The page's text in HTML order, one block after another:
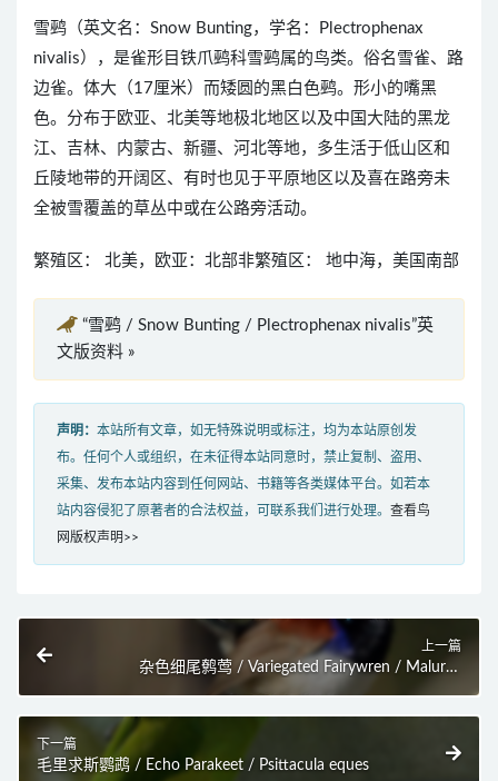
雪鹀（英文名：Snow Bunting，学名：Plectrophenax
nivalis），是雀形目铁爪鹀科雪鹀属的鸟类。俗名雪雀、路
边雀。体大（17厘米）而矮圆的黑白色鹀。形小的嘴黑
色。分布于欧亚、北美等地极北地区以及中国大陆的黑龙
江、吉林、内蒙古、新疆、河北等地，多生活于低山区和
丘陵地带的开阔区、有时也见于平原地区以及喜在路旁未
全被雪覆盖的草丛中或在公路旁活动。
繁殖区： 北美，欧亚：北部非繁殖区： 地中海，美国南部
“雪鹀 / Snow Bunting / Plectrophenax nivalis”英
文版资料 »
声明： 本站所有文章，如无特殊说明或标注，均为本站原创发
布。任何个人或组织，在未征得本站同意时，禁止复制、盗用、
采集、发布本站内容到任何网站、书籍等各类媒体平台。如若本
站内容侵犯了原著者的合法权益，可联系我们进行处理。 查看鸟
网版权声明>>
上一篇
杂色细尾鹩莺 / Variegated Fairywren / Malurus
下一篇
毛里求斯鹦鹉 / Echo Parakeet / Psittacula eques